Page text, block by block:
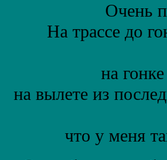
Очень
На трассе до
на
на вылете из
что у меня